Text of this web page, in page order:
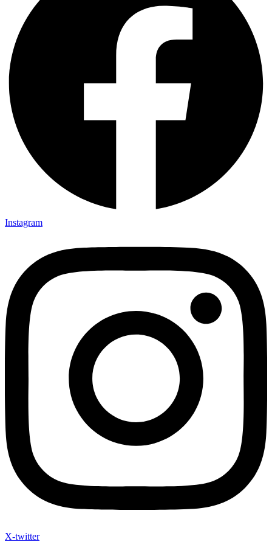
Instagram
X-twitter